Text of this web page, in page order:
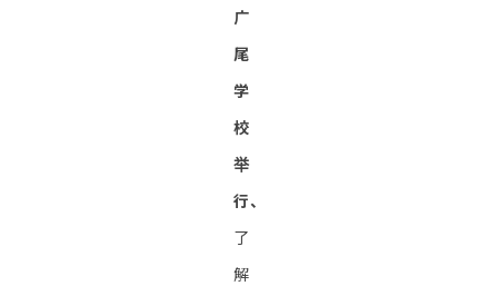
广
尾
学
校
举
行、
了
解